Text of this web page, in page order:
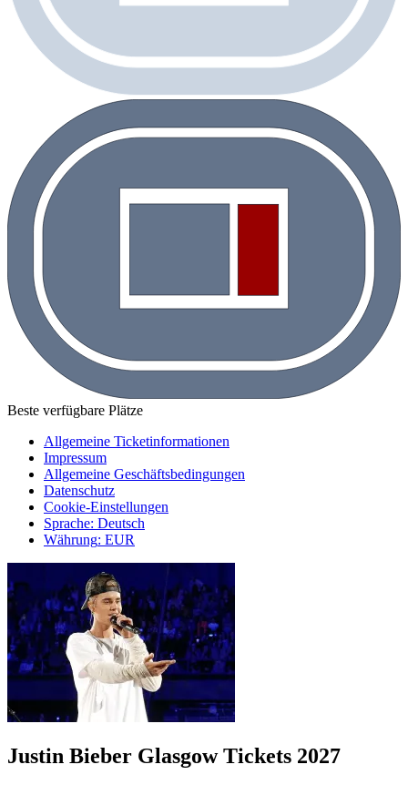
Beste verfügbare Plätze
Allgemeine Ticketinformationen
Impressum
Allgemeine Geschäftsbedingungen
Datenschutz
Cookie-Einstellungen
Sprache: Deutsch
Währung: EUR
Justin Bieber Glasgow Tickets 2027